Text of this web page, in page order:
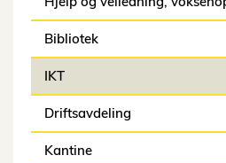
Bibliotek
IKT
Driftsavdeling
Kantine